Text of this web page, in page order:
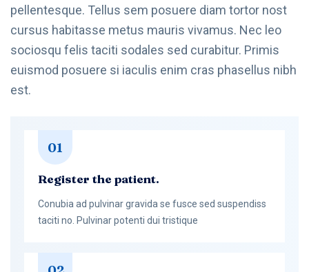
pellentesque. Tellus sem posuere diam tortor nost
cursus habitasse metus mauris vivamus. Nec leo
sociosqu felis taciti sodales sed curabitur. Primis
euismod posuere si iaculis enim cras phasellus nibh
est.
01
Register the patient.
Conubia ad pulvinar gravida se fusce sed suspendiss
taciti no. Pulvinar potenti dui tristique